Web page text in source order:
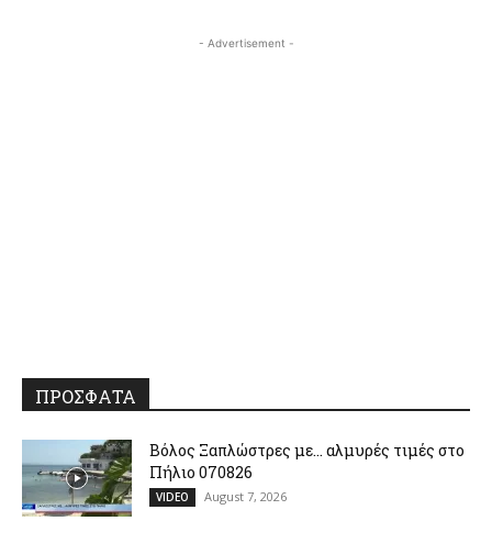
- Advertisement -
ΠΡΟΣΦΑΤΑ
Βόλος Ξαπλώστρες με… αλμυρές τιμές στο
Πήλιο 070826
VIDEO August 7, 2026